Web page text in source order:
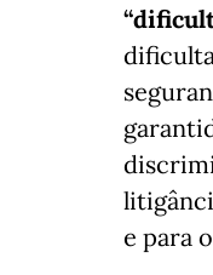
e para